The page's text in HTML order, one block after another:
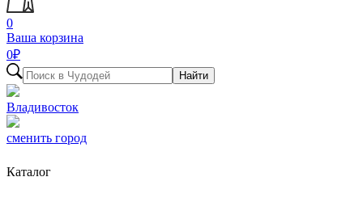
0
Ваша корзина
0₽
Найти
Владивосток
сменить город
Каталог